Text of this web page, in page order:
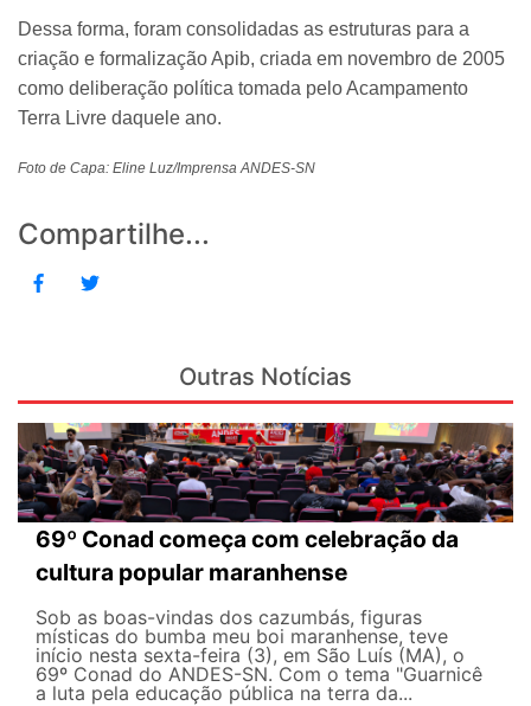
Dessa forma, foram consolidadas as estruturas para a
criação e formalização Apib, criada em novembro de 2005
como deliberação política tomada pelo Acampamento
Terra Livre daquele ano.
Foto de Capa: Eline Luz/Imprensa ANDES-SN
Compartilhe...
Outras Notícias
69º Conad começa com celebração da
cultura popular maranhense
Sob as boas-vindas dos cazumbás, figuras
místicas do bumba meu boi maranhense, teve
início nesta sexta-feira (3), em São Luís (MA), o
69º Conad do ANDES-SN. Com o tema "Guarnicê
a luta pela educação pública na terra da...